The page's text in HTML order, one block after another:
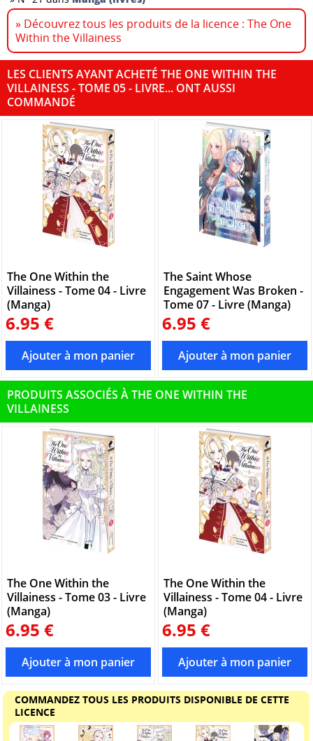
» Découvrez tous les produits de la licence : The One
Within the Villainess
LES CLIENTS AYANT ACHETÉ THE ONE WITHIN THE
VILLAINESS - TOME 05 - LIVRE... ONT AUSSI
COMMANDÉ
The One Within the
Villainess - Tome 04 - Livre
(Manga)
6.95 €
The Saint Whose
Engagement Was Broken -
Tome 07 - Livre (Manga)
6.95 €
PRODUITS ASSOCIÉS À THE ONE WITHIN THE
VILLAINESS
The One Within the
Villainess - Tome 03 - Livre
(Manga)
6.95 €
The One Within the
Villainess - Tome 04 - Livre
(Manga)
6.95 €
COMMANDEZ TOUS LES PRODUITS DISPONIBLE DE CETTE
LICENCE